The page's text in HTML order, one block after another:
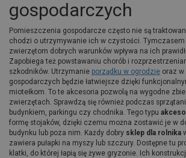
gospodarczych
Pomieszczenia gospodarcze często nie są
chodzi o utrzymywanie ich w czystości.
zwierzętom dobrych warunków wpływa na ich
Zapobiega też powstawaniu chorób i
szkodników. Utrzymanie porządku w ogrodzie oraz
gospodarczych będzie łatwiejsze dzięki
miotełkom. To te akcesoria pozwolą na wygodne
zwierzętach. Sprawdzą się również podczas
budynkiem, parkingu czy chodnika. Tego typu
formę stojaków, dzięki czemu można zostawić je w
budynku lub poza nim. Każdy dobry sklep dla rolnika
zawiera pułapki na myszy lub szczury. Dostępne tu
klatki, do której łapią się żywe gryzonie. Ich